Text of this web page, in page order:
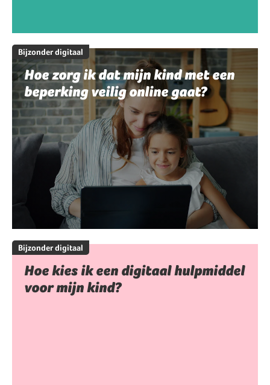
Bijzonder digitaal
Hoe zorg ik dat mijn kind met een
beperking veilig online gaat?
Bijzonder digitaal
Hoe kies ik een digitaal hulpmiddel
voor mijn kind?